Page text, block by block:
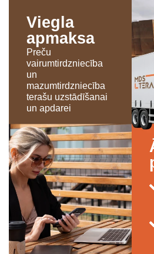
Viegla
apmaksa
Preču
vairumtirdzniecība
un
mazumtirdzniecība
terašu uzstādīšanai
un apdarei